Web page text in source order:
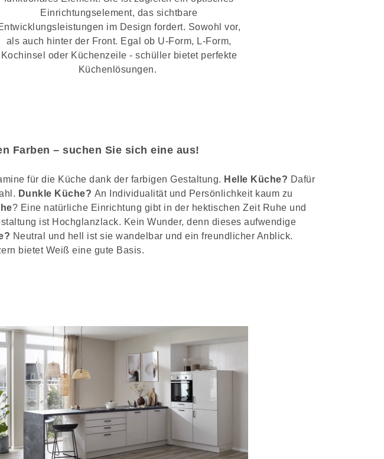
Einrichtungselement, das sichtbare
im Design fordert. Sowohl vor,
als auch hinter der Front. Egal ob U-Form, L-Form,
Kochinsel oder Küchenzeile - schüller bietet perfekte
Küchenlösungen.
Farben – suchen Sie sich eine aus!
für die Küche dank der farbigen Gestaltung. Helle Küche? Dafür
Dunkle Küche? An Individualität und Persönlichkeit kaum zu
? Eine natürliche Einrichtung gibt in der hektischen Zeit Ruhe und
ist Hochglanzlack. Kein Wunder, denn dieses aufwendige
Neutral und hell ist sie wandelbar und ein freundlicher Anblick.
bietet Weiß eine gute Basis.